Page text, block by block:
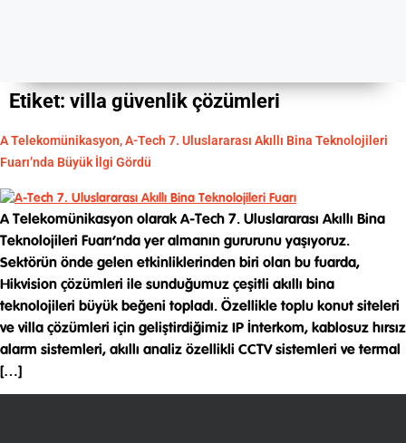
Etiket: villa güvenlik çözümleri
A Telekomünikasyon, A-Tech 7. Uluslararası Akıllı Bina Teknolojileri
Fuarı’nda Büyük İlgi Gördü
A Telekomünikasyon olarak A-Tech 7. Uluslararası Akıllı Bina
Teknolojileri Fuarı’nda yer almanın gururunu yaşıyoruz.
Sektörün önde gelen etkinliklerinden biri olan bu fuarda,
Hikvision çözümleri ile sunduğumuz çeşitli akıllı bina
teknolojileri büyük beğeni topladı. Özellikle toplu konut siteleri
ve villa çözümleri için geliştirdiğimiz IP İnterkom, kablosuz hırsız
alarm sistemleri, akıllı analiz özellikli CCTV sistemleri ve termal
[…]